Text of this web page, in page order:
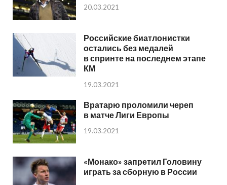
20.03.2021
Российские биатлонистки
остались без медалей
в спринте на последнем этапе
КМ
19.03.2021
Вратарю проломили череп
в матче Лиги Европы
19.03.2021
«Монако» запретил Головину
играть за сборную в России